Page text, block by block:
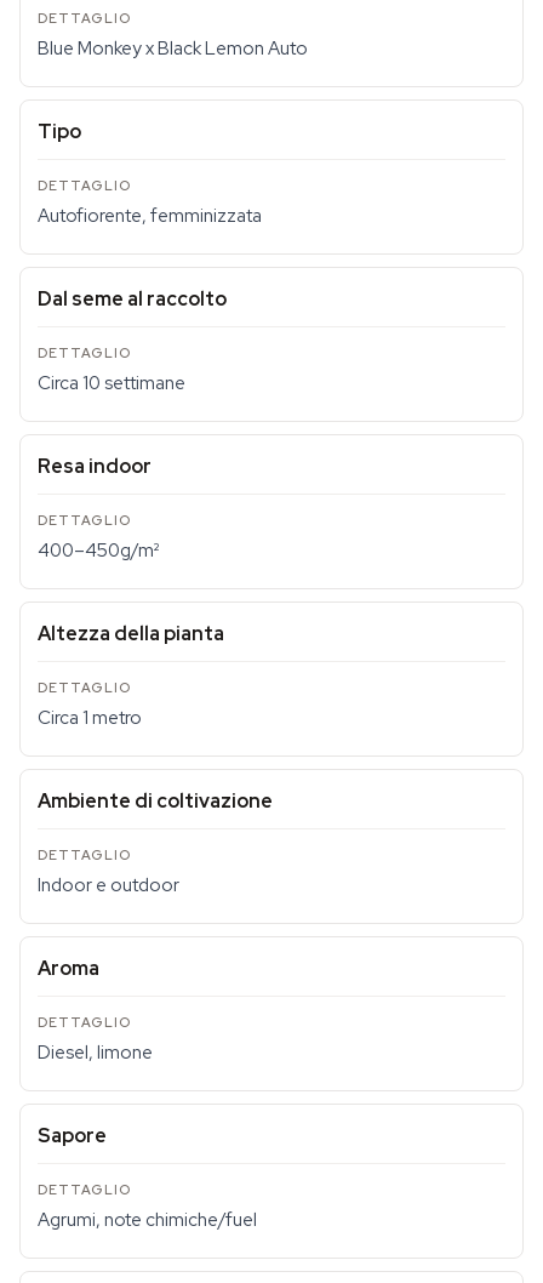
Blue Monkey x Black Lemon Auto
Tipo
Autofiorente, femminizzata
Dal seme al raccolto
Circa 10 settimane
Resa indoor
400–450g/m²
Altezza della pianta
Circa 1 metro
Ambiente di coltivazione
Indoor e outdoor
Aroma
Diesel, limone
Sapore
Agrumi, note chimiche/fuel